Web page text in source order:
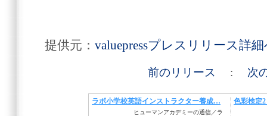
提供元： valuepressプレスリリース詳
前のリリース : 次